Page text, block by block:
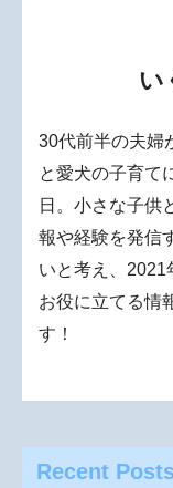
い
30代前半の夫婦
と愛犬の子育て
日。小さな子供
報や経験を発信
いと考え、2021
お役に立てる情
す！
Recent